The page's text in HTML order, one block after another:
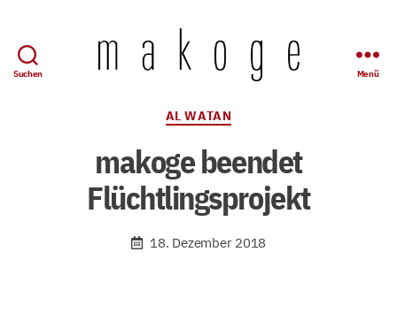
Suchen
Konzertgesellschaft
Wuppertal
e.
V.
Menü
Kategorien
AL WATAN
makoge beendet
Flüchtlingsprojekt
18. Dezember 2018